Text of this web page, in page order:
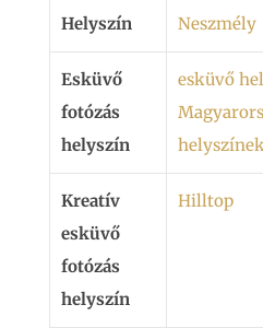
Helyszín Neszmély
Esküvő
fotózás
helyszín
esküvő
helyszínek
Kreatív
esküvő
fotózás
helyszín
Hilltop